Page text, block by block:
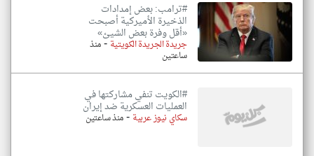
#ترامب: بعض إمدادات
الذخيرة الأميركية أصبحت
«أقل وفرة بعض الشيئ»
جريدة الجريدة الكويتية-منذ
ساعتين
#الكويت تنفي مشاركتها في
العمليات العسكرية ضد إيران
سكاي نيوز عربية-منذ ساعتين